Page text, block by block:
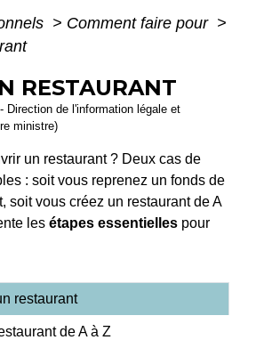
> Comment faire pour >
RESTAURANT
Direction de l'information légale et
ministre)
un restaurant ? Deux cas de
: soit vous reprenez un fonds de
soit vous créez un restaurant de A
les étapes essentielles pour
restaurant
de A à Z